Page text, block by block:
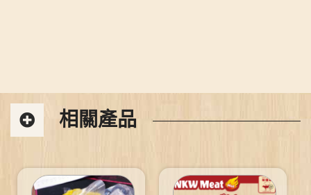
相關產品